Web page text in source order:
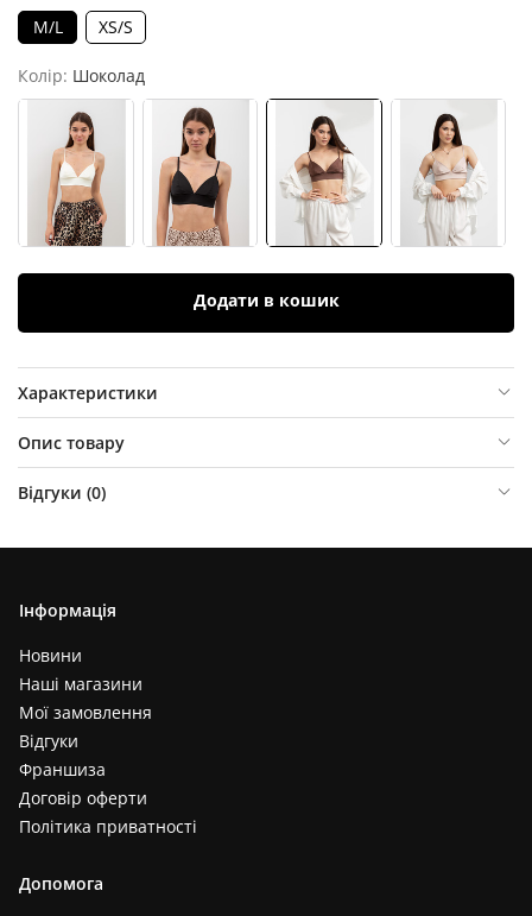
M/L
XS/S
Колір: Шоколад
Додати в кошик
Характеристики
Опис товару
Відгуки (0)
Інформація
Новини
Наші магазини
Мої замовлення
Відгуки
Франшиза
Договір оферти
Політика приватності
Допомога